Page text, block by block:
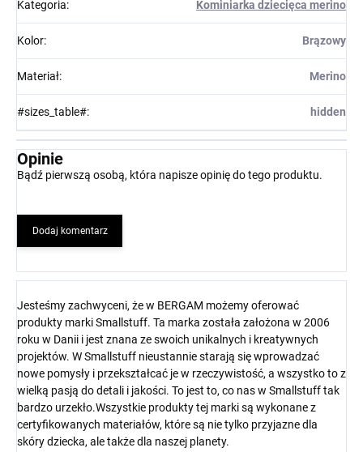
Kategoria: Kominiarka dziecięca merino
Kolor: Brązowy
Materiał: Merino
#sizes_table#: hidden
Opinie
Bądź pierwszą osobą, która napisze opinię do tego produktu.
Dodaj komentarz
Jesteśmy zachwyceni, że w BERGAM możemy oferować
produkty marki Smallstuff. Ta marka została założona w 2006
roku w Danii i jest znana ze swoich unikalnych i kreatywnych
projektów. W Smallstuff nieustannie starają się wprowadzać
nowe pomysły i przekształcać je w rzeczywistość, a wszystko to z
wielką pasją do detali i jakości. To jest to, co nas w Smallstuff tak
bardzo urzekło.Wszystkie produkty tej marki są wykonane z
certyfikowanych materiałów, które są nie tylko przyjazne dla
skóry dziecka, ale także dla naszej planety.